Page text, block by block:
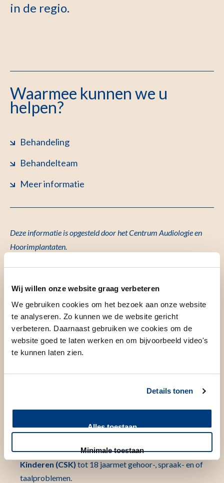
Wij willen onze website graag verbeteren
We gebruiken cookies om het bezoek aan onze website
te analyseren. Zo kunnen we de website gericht
verbeteren. Daarnaast gebruiken we cookies om de
website goed te laten werken en om bijvoorbeeld video's
te kunnen laten zien.
Details tonen
Alles toestaan
Minimale toestaan
in de regio.
Waarmee kunnen we u
helpen?
Behandeling
Behandelteam
Meer informatie
Deze informatie is opgesteld door het Centrum Audiologie en
Hoorimplantaten.
Behandeling
Welke behandelingen zijn er
mogelijk?
Zorgpaden
Zorgpad Cochleaire Implantatie en Audiotory
Brainstem Implants (CI&ABI)voor volwassenen en
Zorgpad Communicatieve Stoornissen bij
Kinderen (CSK) tot 18 jaarmet gehoor-, spraak- en of
taalproblemen.